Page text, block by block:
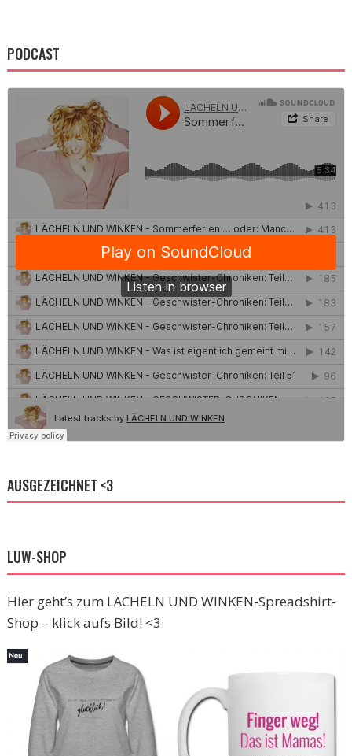
PODCAST
AUSGEZEICHNET <3
LUW-SHOP
Hier geht’s zum LÄCHELN UND WINKEN-Spreadshirt-
Shop – klick aufs Bild! <3